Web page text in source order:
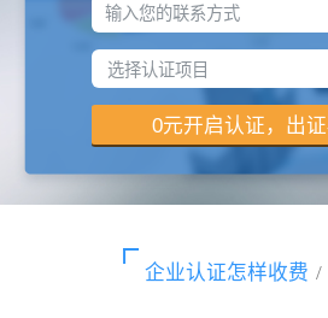
输入您的联系方式
企业认证怎样收费 /